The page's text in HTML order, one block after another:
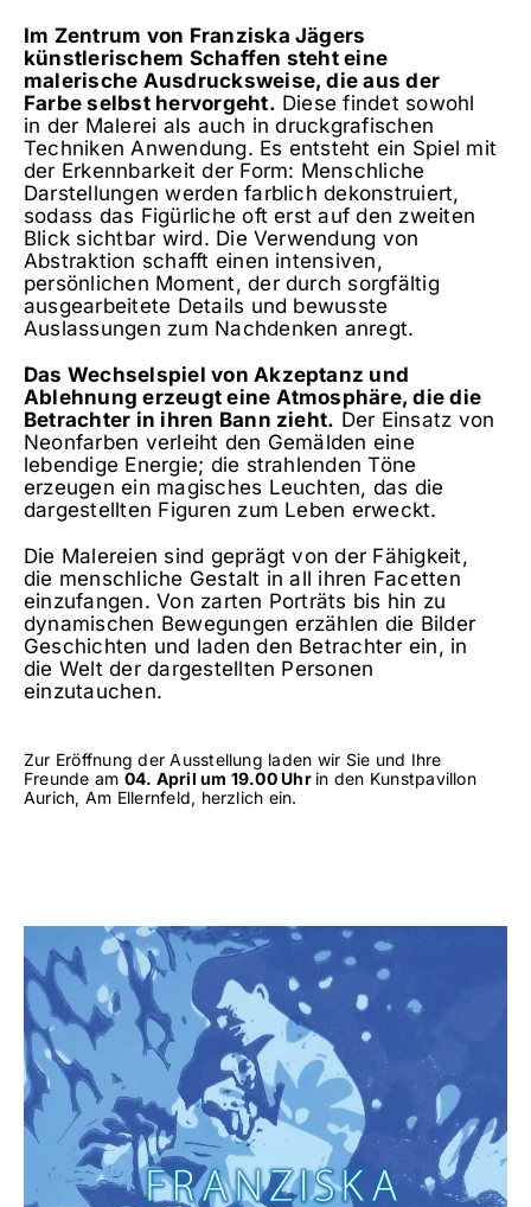
Im Zentrum von Franziska Jägers
künstlerischem Schaffen steht eine
malerische Ausdrucksweise, die aus der
Farbe selbst hervorgeht. Diese findet sowohl
in der Malerei als auch in druckgrafischen
Techniken Anwendung. Es entsteht ein Spiel mit
der Erkennbarkeit der Form: Menschliche
Darstellungen werden farblich dekonstruiert,
sodass das Figürliche oft erst auf den zweiten
Blick sichtbar wird. Die Verwendung von
Abstraktion schafft einen intensiven,
persönlichen Moment, der durch sorgfältig
ausgearbeitete Details und bewusste
Auslassungen zum Nachdenken anregt.
Das Wechselspiel von Akzeptanz und
Ablehnung erzeugt eine Atmosphäre, die die
Betrachter in ihren Bann zieht. Der Einsatz von
Neonfarben verleiht den Gemälden eine
lebendige Energie; die strahlenden Töne
erzeugen ein magisches Leuchten, das die
dargestellten Figuren zum Leben erweckt.
Die Malereien sind geprägt von der Fähigkeit,
die menschliche Gestalt in all ihren Facetten
einzufangen. Von zarten Porträts bis hin zu
dynamischen Bewegungen erzählen die Bilder
Geschichten und laden den Betrachter ein, in
die Welt der dargestellten Personen
einzutauchen.
Zur Eröffnung der Ausstellung laden wir Sie und Ihre
Freunde am 04. April um 19.00 Uhr in den Kunst­pavillon
Aurich, Am Ellernfeld, herzlich ein.